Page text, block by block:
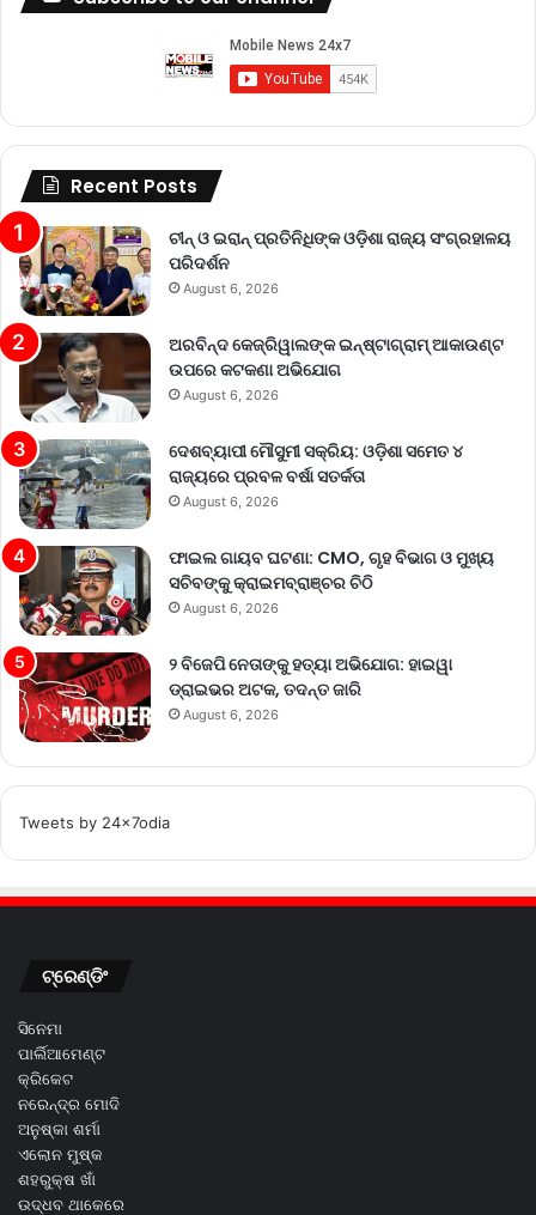
Recent Posts
ଚୀନ୍ ଓ ଇରାନ୍ ପ୍ରତିନିଧିଙ୍କ ଓଡ଼ିଶା ରାଜ୍ୟ ସଂଗ୍ରହାଳୟ
ପରିଦର୍ଶନ
August 6, 2026
ଅରବିନ୍ଦ କେଜ୍ରିୱାଲଙ୍କ ଇନ୍‌ଷ୍ଟାଗ୍ରାମ୍ ଆକାଉଣ୍ଟ
ଉପରେ କଟକଣା ଅଭିଯୋଗ
August 6, 2026
ଦେଶବ୍ୟାପୀ ମୌସୁମୀ ସକ୍ରିୟ: ଓଡ଼ିଶା ସମେତ ୪
ରାଜ୍ୟରେ ପ୍ରବଳ ବର୍ଷା ସତର୍କତା
August 6, 2026
ଫାଇଲ ଗାୟବ ଘଟଣା: CMO, ଗୃହ ବିଭାଗ ଓ ମୁଖ୍ୟ
ସଚିବଙ୍କୁ କ୍ରାଇମବ୍ରାଞ୍ଚର ଚିଠି
August 6, 2026
୨ ବିଜେପି ନେତାଙ୍କୁ ହତ୍ୟା ଅଭିଯୋଗ: ହାଇୱା
ଡ୍ରାଇଭର ଅଟକ, ତଦନ୍ତ ଜାରି
August 6, 2026
Tweets by 24x7odia
ଟ୍ରେଣ୍ଡିଂ
ସିନେମା
ପାର୍ଲିଆମେଣ୍ଟ
କ୍ରିକେଟ
ନରେନ୍ଦ୍ର ମୋଦି
ଅନୁଷ୍କା ଶର୍ମା
ଏଲୋନ ମୁଷ୍କ
ଶହରୁକ୍ଷ ଖାଁ
ଉଦ୍ଧବ ଥାକେରେ